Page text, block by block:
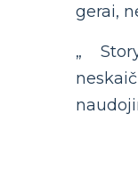
gerai,
„